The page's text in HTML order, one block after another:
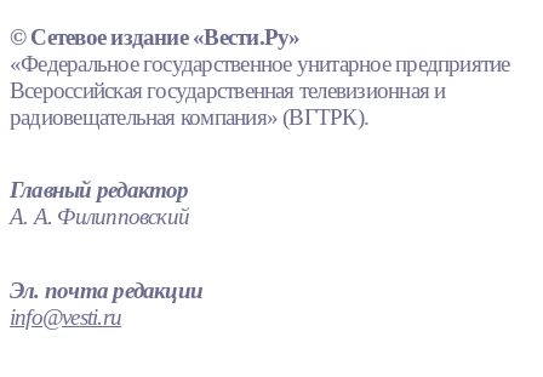
© Сетевое издание «Вести.Ру»
«Федеральное государственное унитарное предприятие
Всероссийская государственная телевизионная и
радиовещательная компания» (ВГТРК).
Главный редактор
А. А. Филипповский
Эл. почта редакции
info@vesti.ru